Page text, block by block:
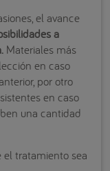
el avance
a
Materiales más
en caso
por otro
en caso
una cantidad
el tratamiento sea